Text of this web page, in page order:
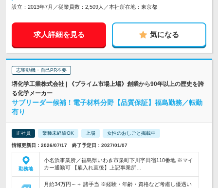
設立：2013年7月／従業員数：2,509人／本社所在地：東京都
求人詳細を見る 気になる
志望動機・自己PR不要
堺化学工業株式会社 | 《プライム市場上場》創業から90年以上の歴史を誇
る化学メーカー
サブリーダー候補！電子材料分野【品質保証】福島勤務／転勤
有り
正社員 業種未経験OK 上場 女性のおしごと掲載中
情報更新日：2026/07/17 終了予定日：2027/01/07
勤務地
小名浜事業所／福島県いわき市泉町下川字田宿110番地 ※マイ
カー通勤可 【雇入れ直後】上記事業所…
月給34万円～＋ 諸手当 ※経験・年齢・資格など考慮し優遇い